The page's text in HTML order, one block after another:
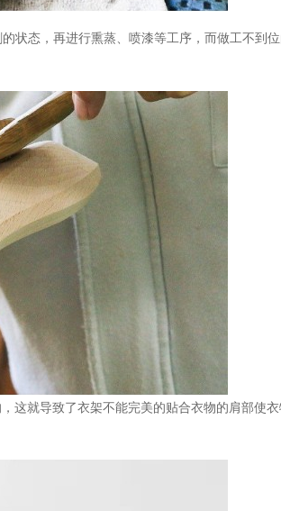
状态，再进行熏蒸、喷漆等工序，而做工不到
这就导致了衣架不能完美的贴合衣物的肩部使